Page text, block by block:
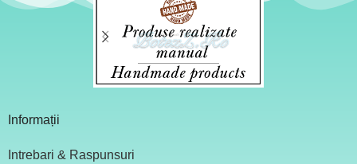
Informații
Intrebari & Raspunsuri